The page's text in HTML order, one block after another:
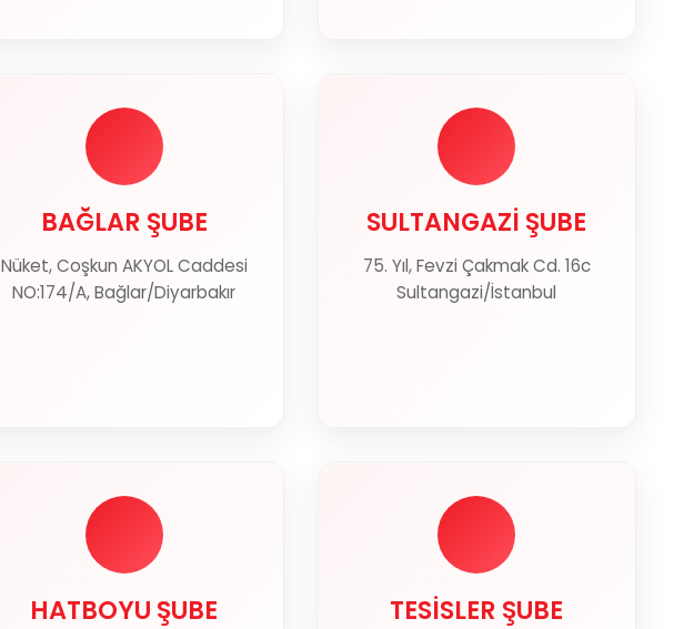
BAĞLAR ŞUBE
Nüket, Coşkun AKYOL Caddesi
NO:174/A, Bağlar/Diyarbakır
BAĞLAR ŞUBE
Haritada Göster
SULTANGAZİ ŞUBE
75. Yıl, Fevzi Çakmak Cd. 16c
Sultangazi/İstanbul
SULTANGAZİ ŞUBE
Haritada Göster
HATBOYU ŞUBE
HATBOYU ŞUBE
TESİSLER ŞUBE
TESİSLER ŞUBE